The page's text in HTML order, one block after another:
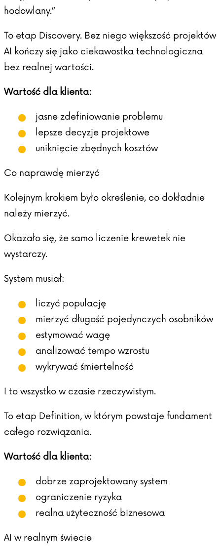
hodowlany.”
To etap Discovery. Bez niego większość projektów
AI kończy się jako ciekawostka technologiczna
bez realnej wartości.
Wartość dla klienta:
jasne zdefiniowanie problemu
lepsze decyzje projektowe
uniknięcie zbędnych kosztów
Co naprawdę mierzyć
Kolejnym krokiem było określenie, co dokładnie
należy mierzyć.
Okazało się, że samo liczenie krewetek nie
wystarczy.
System musiał:
liczyć populację
mierzyć długość pojedynczych osobników
estymować wagę
analizować tempo wzrostu
wykrywać śmiertelność
I to wszystko w czasie rzeczywistym.
To etap Definition, w którym powstaje fundament
całego rozwiązania.
Wartość dla klienta:
dobrze zaprojektowany system
ograniczenie ryzyka
realna użyteczność biznesowa
AI w realnym świecie